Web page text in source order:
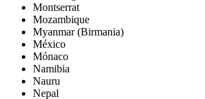
Montserrat
Mozambique
Myanmar (Birmania)
México
Mónaco
Namibia
Nauru
Nepal